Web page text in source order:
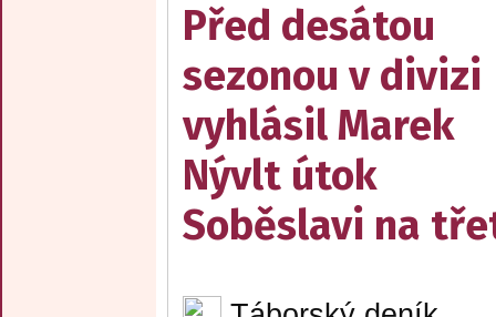
Před desátou
sezonou v divizi
vyhlásil Marek
Nývlt útok
Soběslavi na